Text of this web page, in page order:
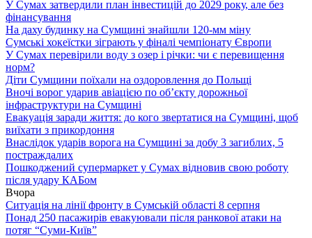
У Сумах затвердили план інвестицій до 2029 року, але без
фінансування
На даху будинку на Сумщині знайшли 120-мм міну
Сумські хокеїстки зіграють у фіналі чемпіонату Європи
У Сумах перевірили воду з озер і річки: чи є перевищення
норм?
Діти Сумщини поїхали на оздоровлення до Польщі
Вночі ворог ударив авіацією по обʼєкту дорожньої
інфраструктури на Сумщині
Евакуація заради життя: до кого звертатися на Сумщині, щоб
виїхати з прикордоння
Внаслідок ударів ворога на Сумщині за добу 3 загиблих, 5
постраждалих
Пошкоджений супермаркет у Сумах відновив свою роботу
після удару КАБом
Вчора
Ситуація на лінії фронту в Сумській області 8 серпня
Понад 250 пасажирів евакуювали після ранкової атаки на
потяг “Суми-Київ”